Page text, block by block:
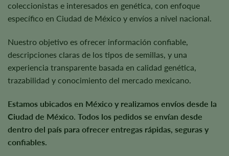
coleccionistas e interesados en genética, con enfoque
específico en Ciudad de México y envíos a nivel nacional.
Nuestro objetivo es ofrecer información confiable,
descripciones claras de los tipos de semillas, y una
experiencia transparente basada en calidad genética,
trazabilidad y conocimiento del mercado mexicano.
Estamos ubicados en México y realizamos envíos desde la
Ciudad de México. Todos los pedidos se envían desde
dentro del país para ofrecer entregas rápidas, seguras y
confiables.